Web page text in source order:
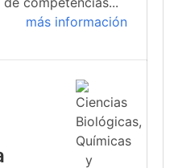
más información